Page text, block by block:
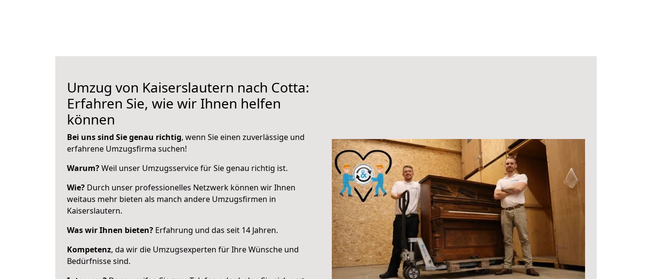
Umzug von Kaiserslautern nach Cotta:
Erfahren Sie, wie wir Ihnen helfen
können
Bei uns sind Sie genau richtig, wenn Sie einen zuverlässige und
erfahrene Umzugsfirma suchen!
Warum?Weil unser Umzugsservice für Sie genau richtig ist.
Wie? Durch unser professionelles Netzwerk können wir Ihnen
weitaus mehr bieten als manch andere Umzugsfirmen in
Kaiserslautern.
Was wir Ihnen bieten? Erfahrung und das seit 14 Jahren.
Kompetenz, da wir die Umzugsexperten für Ihre Wünsche und
Bedürfnisse sind.